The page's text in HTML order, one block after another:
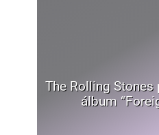
The Rolling Stones
álbum